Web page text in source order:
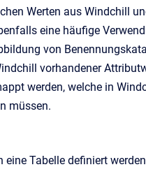
Werten aus Windchill
eine häufige
von
vorhandener
werden, welche in
müssen.
eine Tabelle definiert